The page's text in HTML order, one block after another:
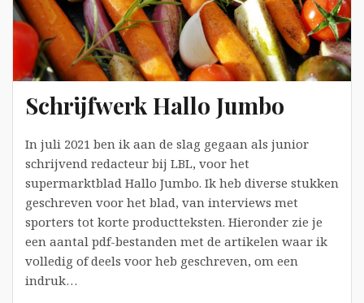
Schrijfwerk Hallo Jumbo
In juli 2021 ben ik aan de slag gegaan als junior
schrijvend redacteur bij LBL, voor het
supermarktblad Hallo Jumbo. Ik heb diverse stukken
geschreven voor het blad, van interviews met
sporters tot korte productteksten. Hieronder zie je
een aantal pdf-bestanden met de artikelen waar ik
volledig of deels voor heb geschreven, om een
indruk…